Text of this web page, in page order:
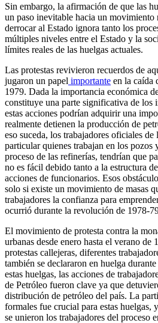
Sin embargo, la afirmación de que las
un paso inevitable hacia un movimiento
derrocar al Estado ignora tanto los
múltiples niveles entre el Estado y la
límites reales de las huelgas actuales.
Las protestas revivieron recuerdos de
jugaron un papel importante en la caída
1979. Dada la importancia económica
constituye una parte significativa de
estas acciones podrían adquirir una
realmente detienen la producción de
eso suceda, los trabajadores oficiales
particular quienes trabajan en los pozos
proceso de las refinerías, tendrían que
no es fácil debido tanto a la estructura
acciones de funcionarios. Esos
solo si existe un movimiento de masas
trabajadores la confianza para
ocurrió durante la revolución de 1978-
El movimiento de protesta contra la
urbanas desde enero hasta el verano de
protestas callejeras, diferentes
también se declararon en huelga
estas huelgas, las acciones de
de Petróleo fueron clave ya que
distribución de petróleo del país. La
formales fue crucial para estas huelgas,
se unieron los trabajadores del proceso